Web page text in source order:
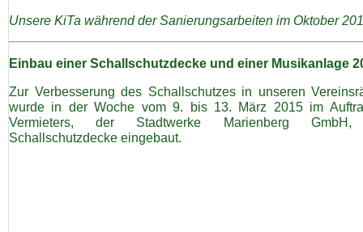
Unsere KiTa während der Sanierungsarbeiten im Oktober
Einbau einer Schallschutzdecke und einer Musikanlage
Zur Verbesserung des Schallschutzes in unseren
wurde in der Woche vom 9. bis 13. März 2015 im
Vermieters, der Stadtwerke Marienberg
Schallschutzdecke eingebaut.